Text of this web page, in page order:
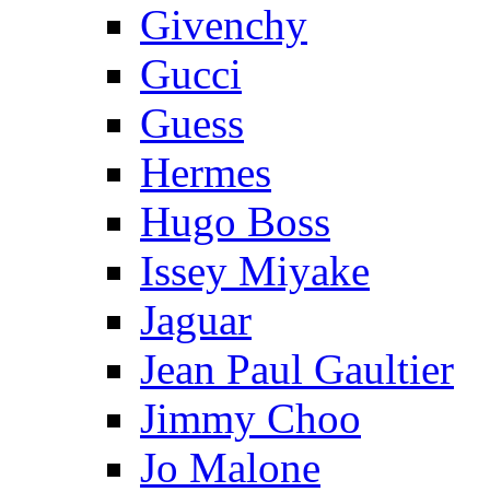
Givenchy
Gucci
Guess
Hermes
Hugo Boss
Issey Miyake
Jaguar
Jean Paul Gaultier
Jimmy Choo
Jo Malone